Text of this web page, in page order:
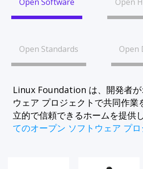
Open Standards Open
Linux Foundation は、開発者が
ウェア プロジェクトで共同作業
立的で信頼できるホームを提供
てのオープン ソフトウェア プ